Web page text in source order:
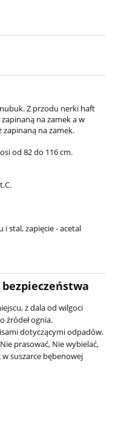
Z przodu nerki haft
zapinaną na zamek a w
na zamek.
od 82 do 116 cm.
stal, zapięcie - acetal
z dala od wilgoci
źródeł ognia.
dotyczącymi odpadów.
prasować, Nie wybielać,
suszarce bębenowej